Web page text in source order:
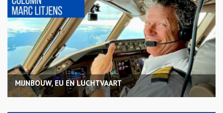
MIJNBOUW, EU EN LUCHTVAART